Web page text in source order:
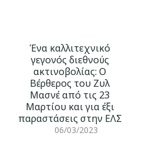
Ένα καλλιτεχνικό
γεγονός διεθνούς
ακτινοβολίας: Ο
Βέρθερος του Ζυλ
Μασνέ από τις 23
Μαρτίου και για έξι
παραστάσεις στην ΕΛΣ
06/03/2023